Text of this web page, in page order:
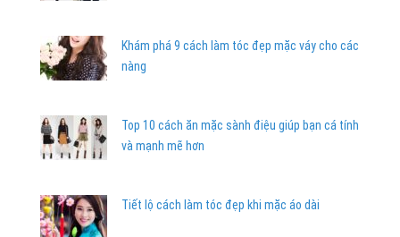
Khám phá 9 cách làm tóc đẹp mặc váy cho các
nàng
Top 10 cách ăn mặc sành điệu giúp bạn cá tính
và mạnh mẽ hơn
Tiết lộ cách làm tóc đẹp khi mặc áo dài